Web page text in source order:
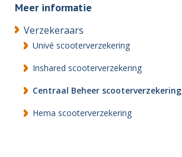
Meer informatie
Verzekeraars
Univé scooterverzekering
Inshared scooterverzekering
Centraal Beheer scooterverzekering
Hema scooterverzekering